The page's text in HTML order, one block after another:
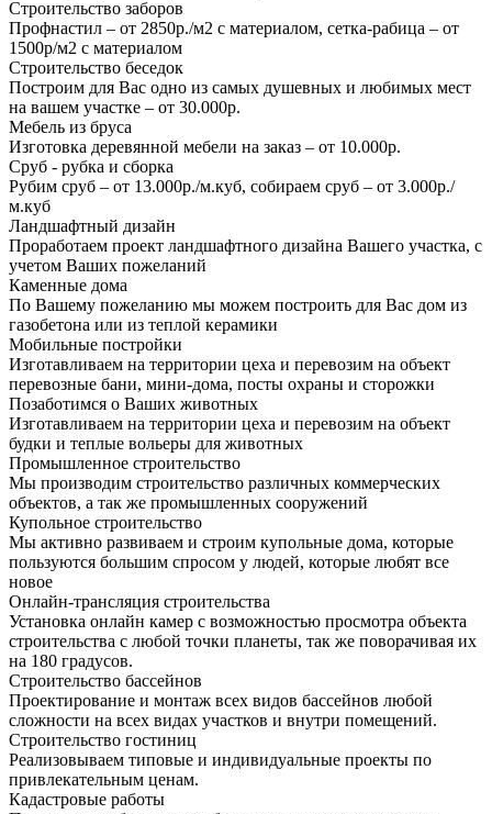
Строительство заборов
Профнастил – от 2850р./м2 с материалом, сетка-рабица – от
1500р/м2 с материалом
Строительство беседок
Построим для Вас одно из самых душевных и любимых мест
на вашем участке – от 30.000р.
Мебель из бруса
Изготовка деревянной мебели на заказ – от 10.000р.
Сруб - рубка и сборка
Рубим сруб – от 13.000р./м.куб, собираем сруб – от 3.000р./
м.куб
Ландшафтный дизайн
Проработаем проект ландшафтного дизайна Вашего участка, с
учетом Ваших пожеланий
Каменные дома
По Вашему пожеланию мы можем построить для Вас дом из
газобетона или из теплой керамики
Мобильные постройки
Изготавливаем на территории цеха и перевозим на объект
перевозные бани, мини-дома, посты охраны и сторожки
Позаботимся о Ваших животных
Изготавливаем на территории цеха и перевозим на объект
будки и теплые вольеры для животных
Промышленное строительство
Мы производим строительство различных коммерческих
объектов, а так же промышленных сооружений
Купольное строительство
Мы активно развиваем и строим купольные дома, которые
пользуются большим спросом у людей, которые любят все
новое
Онлайн-трансляция строительства
Установка онлайн камер с возможностью просмотра объекта
строительства с любой точки планеты, так же поворачивая их
на 180 градусов.
Строительство бассейнов
Проектирование и монтаж всех видов бассейнов любой
сложности на всех видах участков и внутри помещений.
Строительство гостиниц
Реализовываем типовые и индивидуальные проекты по
привлекательным ценам.
Кадастровые работы